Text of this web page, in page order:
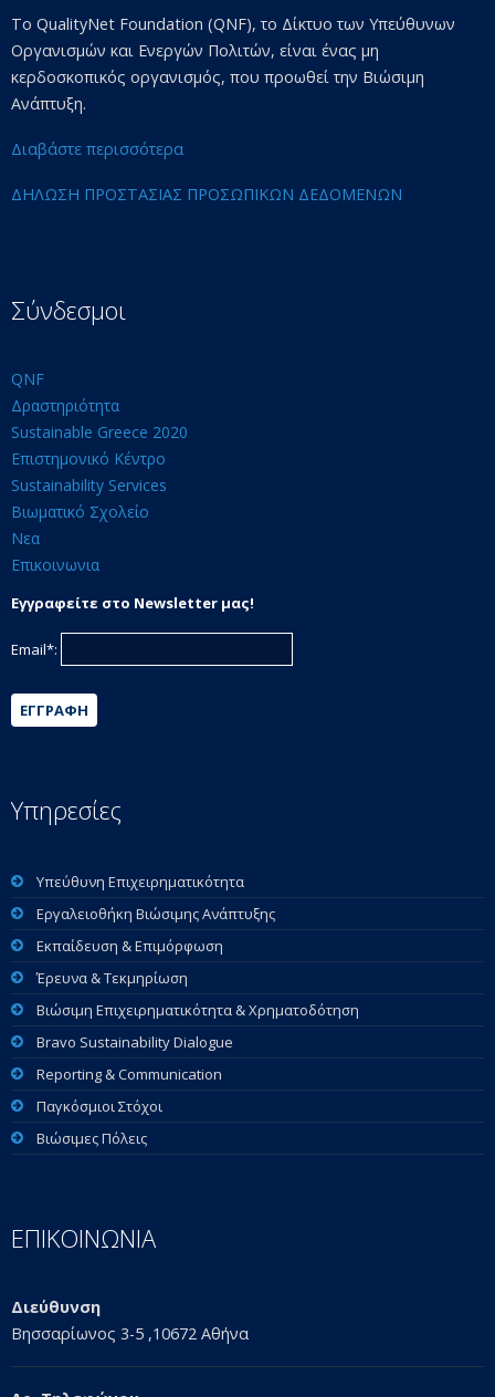
Το QualityNet Foundation (QNF), το Δίκτυο των Υπεύθυνων
Οργανισμών και Ενεργών Πολιτών, είναι ένας μη
κερδοσκοπικός οργανισμός, που προωθεί την Βιώσιμη
Ανάπτυξη.
Διαβάστε περισσότερα
ΔΗΛΩΣΗ ΠΡΟΣΤΑΣΙΑΣ ΠΡΟΣΩΠΙΚΩΝ ΔΕΔΟΜΕΝΩΝ
Σύνδεσμοι
QNF
Δραστηριότητα
Sustainable Greece 2020
Επιστημονικό Κέντρο
Sustainability Services
Βιωματικό Σχολείο
Νεα
Επικοινωνια
Εγγραφείτε στο Newsletter μας!
Email*:
ΕΓΓΡΑΦΉ
Υπηρεσίες
Υπεύθυνη Επιχειρηματικότητα
Εργαλειοθήκη Βιώσιμης Ανάπτυξης
Εκπαίδευση & Επιμόρφωση
Έρευνα & Τεκμηρίωση
Βιώσιμη Επιχειρηματικότητα & Χρηματοδότηση
Bravo Sustainability Dialogue
Reporting & Communication
Παγκόσμιοι Στόχοι
Βιώσιμες Πόλεις
ΕΠΙΚΟΙΝΩΝΙΑ
Διεύθυνση
Βησσαρίωνος 3-5 ,10672 Αθήνα